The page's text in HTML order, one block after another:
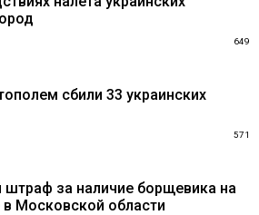
649
сбили 33 украинских
571
за наличие борщевика на
Московской области